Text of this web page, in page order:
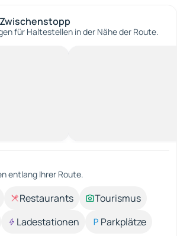
für Haltestellen in der Nähe der Route.
entlang Ihrer Route.
Restaurants
Tourismus
Ladestationen
Parkplätze